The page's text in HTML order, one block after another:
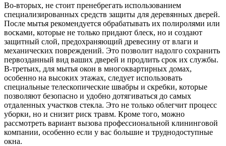
Во-вторых, не стоит пренебрегать использованием
специализированных средств защиты для деревянных дверей.
После мытья рекомендуется обрабатывать их полиролями или
восками, которые не только придают блеск, но и создают
защитный слой, предохраняющий древесину от влаги и
механических повреждений. Это позволит надолго сохранить
первозданный вид ваших дверей и продлить срок их службы.
В-третьих, для мытья окон в многоквартирных домах,
особенно на высоких этажах, следует использовать
специальные телескопические швабры и скребки, которые
позволяют безопасно и удобно дотягиваться до самых
отдаленных участков стекла. Это не только облегчит процесс
уборки, но и снизит риск травм. Кроме того, можно
рассмотреть вариант вызова профессиональной клининговой
компании, особенно если у вас большие и труднодоступные
окна.